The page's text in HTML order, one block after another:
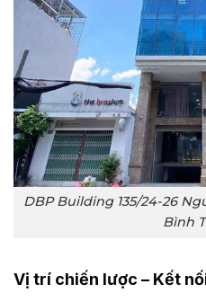
DBP Building 135/24-26
Bình
Vị trí chiến lược – Kết